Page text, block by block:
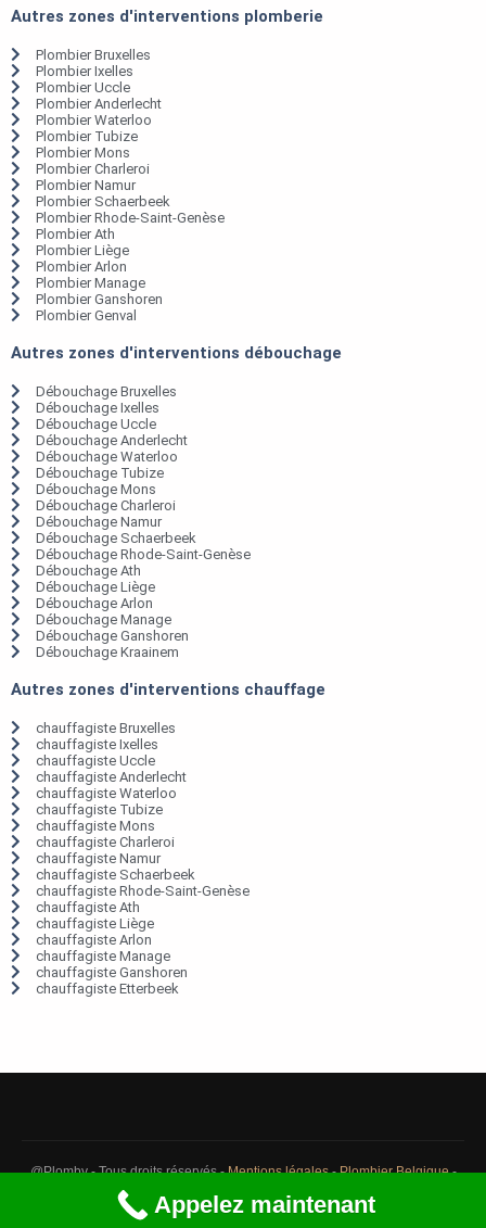
Autres zones d'interventions plomberie
Plombier Bruxelles
Plombier Ixelles
Plombier Uccle
Plombier Anderlecht
Plombier Waterloo
Plombier Tubize
Plombier Mons
Plombier Charleroi
Plombier Namur
Plombier Schaerbeek
Plombier Rhode-Saint-Genèse
Plombier Ath
Plombier Liège
Plombier Arlon
Plombier Manage
Plombier Ganshoren
Plombier Genval
Autres zones d'interventions débouchage
Débouchage Bruxelles
Débouchage Ixelles
Débouchage Uccle
Débouchage Anderlecht
Débouchage Waterloo
Débouchage Tubize
Débouchage Mons
Débouchage Charleroi
Débouchage Namur
Débouchage Schaerbeek
Débouchage Rhode-Saint-Genèse
Débouchage Ath
Débouchage Liège
Débouchage Arlon
Débouchage Manage
Débouchage Ganshoren
Débouchage Kraainem
Autres zones d'interventions chauffage
chauffagiste Bruxelles
chauffagiste Ixelles
chauffagiste Uccle
chauffagiste Anderlecht
chauffagiste Waterloo
chauffagiste Tubize
chauffagiste Mons
chauffagiste Charleroi
chauffagiste Namur
chauffagiste Schaerbeek
chauffagiste Rhode-Saint-Genèse
chauffagiste Ath
chauffagiste Liège
chauffagiste Arlon
chauffagiste Manage
chauffagiste Ganshoren
chauffagiste Etterbeek
@Plomby - Tous droits réservés -Mentions légales-Plombier Belgique-
Débouchage Belgique
Appelez maintenant